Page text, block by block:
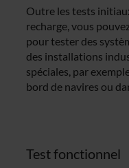
Outre les tests
recharge, vous
pour tester des
des installations
spéciales, par
bord de navires ou
Test fonctionnel